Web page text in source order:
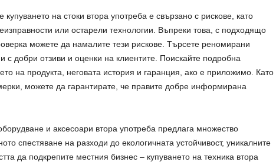
на стоки втора употреба е свързано с рискове, като
или остарели технологии. Въпреки това, с подходящо
можете да намалите тези рискове. Търсете реномирани
с добри отзиви и оценки на клиентите. Поискайте подробна
на продукта, неговата история и гаранция, ако е приложимо. Като
можете да гарантирате, че правите добре информирана
и аксесоари втора употреба предлага множество
спестяване на разходи до екологичната устойчивост, уникалните
да подкрепите местния бизнес – купуването на техника втора